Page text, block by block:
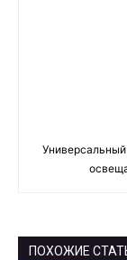
ПОХОЖИЕ